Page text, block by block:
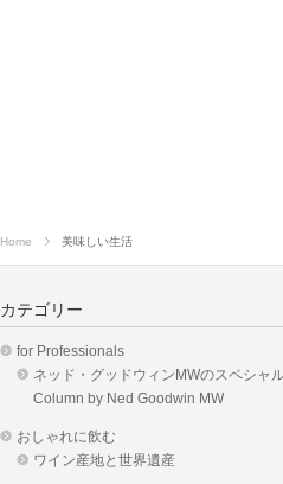
Home 美味しい生活
カテゴリー
for Professionals
ネッド・グッドウィンMWのスペシャ
Column by Ned Goodwin MW
おしゃれに飲む
ワイン産地と世界遺産